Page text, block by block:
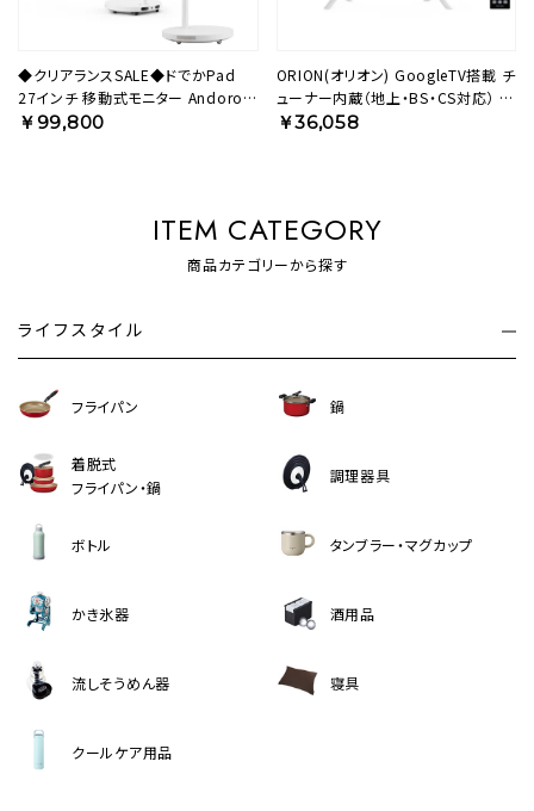
◆クリアランスSALE◆ドでかPad
27インチ 移動式モニター Andoroid
タブレット 大画面 KFD-271U 【AVT】
￥99,800
ORION(オリオン) GoogleTV搭載 チ
ューナー内蔵（地上・BS・CS対応） ス
マートテレビ ホワイト 24v型 ハイビ
￥36,058
ITEM CATEGORY
商品カテゴリーから探す
ライフスタイル
フライパン 鍋
着脱式
フライパン・鍋
調理器具
ボトル タンブラー・マグカップ
かき氷器 酒用品
流しそうめん器 寝具
クールケア用品